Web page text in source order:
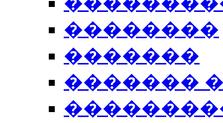
��������
�������
�������